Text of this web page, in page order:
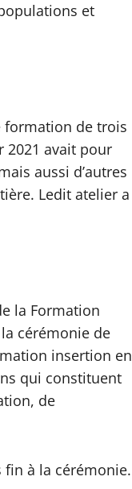
et
formation de trois
2021 avait pour
aussi d’autres
Ledit atelier a
la Formation
cérémonie de
insertion en
qui constituent
de
à la cérémonie.